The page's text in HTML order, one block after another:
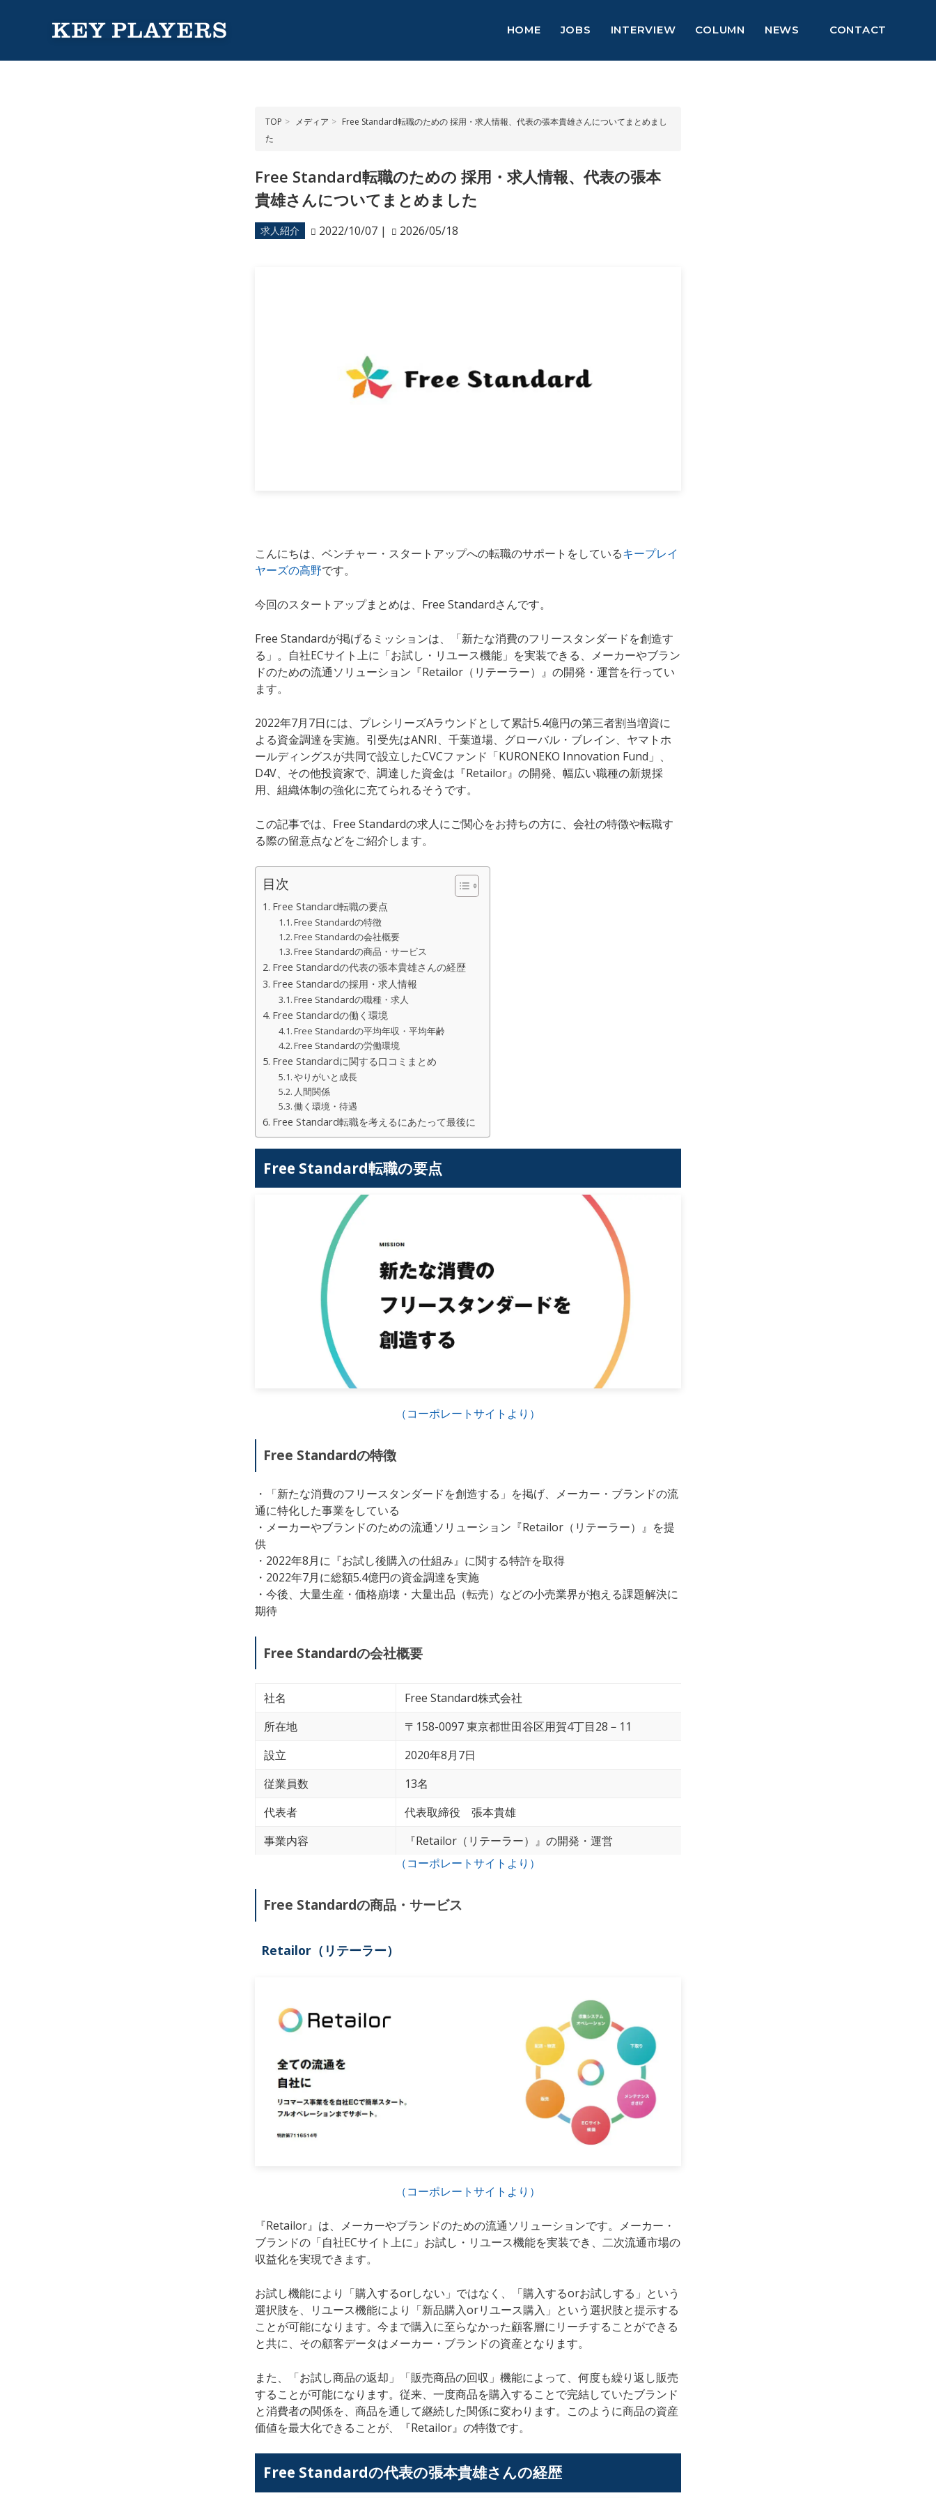
HOME JOBS INTERVIEW COLUMN NEWS CONTACT
TOP メディア
Free Standard転職のための 採用・求人情報、代表の張本貴雄さんについてまとめまし
た
Free Standard転職のための 採用・求人情報、代表の張本
貴雄さんについてまとめました
求人紹介 2022/10/07 | 2026/05/18
こんにちは、ベンチャー・スタートアップへの転職のサポートをしているキープレイ
ヤーズの高野です。
今回のスタートアップまとめは、Free Standardさんです。
Free Standardが掲げるミッションは、「新たな消費のフリースタンダードを創造す
る」。自社ECサイト上に「お試し・リユース機能」を実装できる、メーカーやブラン
ドのための流通ソリューション『Retailor（リテーラー）』の開発・運営を行ってい
ます。
2022年7月7日には、プレシリーズAラウンドとして累計5.4億円の第三者割当増資に
よる資金調達を実施。引受先はANRI、千葉道場、グローバル・ブレイン、ヤマトホ
ールディングスが共同で設立したCVCファンド「KURONEKO Innovation Fund」、
D4V、その他投資家で、調達した資金は『Retailor』の開発、幅広い職種の新規採
用、組織体制の強化に充てられるそうです。
この記事では、Free Standardの求人にご関心をお持ちの方に、会社の特徴や転職す
る際の留意点などをご紹介します。
目次
Free Standard転職の要点
Free Standardの特徴
Free Standardの会社概要
Free Standardの商品・サービス
Free Standardの代表の張本貴雄さんの経歴
Free Standardの採用・求人情報
Free Standardの職種・求人
Free Standardの働く環境
Free Standardの平均年収・平均年齢
Free Standardの労働環境
Free Standardに関する口コミまとめ
やりがいと成長
人間関係
働く環境・待遇
Free Standard転職を考えるにあたって最後に
Free Standard転職の要点
（コーポレートサイトより）
Free Standardの特徴
・「新たな消費のフリースタンダードを創造する」を掲げ、メーカー・ブランドの流
通に特化した事業をしている
・メーカーやブランドのための流通ソリューション『Retailor（リテーラー）』を提
供
・2022年8月に『お試し後購入の仕組み』に関する特許を取得
・2022年7月に総額5.4億円の資金調達を実施
・今後、大量生産・価格崩壊・大量出品（転売）などの小売業界が抱える課題解決に
期待
Free Standardの会社概要
社名
Free Standard株式会社
所在地
〒158-0097 東京都世田谷区用賀4丁目28－11
設立
2020年8月7日
従業員数
13名
代表者
代表取締役 張本貴雄
事業内容
『Retailor（リテーラー）』の開発・運営
（コーポレートサイトより）
Free Standardの商品・サービス
Retailor（リテーラー）
（コーポレートサイトより）
『Retailor』は、メーカーやブランドのための流通ソリューションです。メーカー・
ブランドの「自社ECサイト上に」お試し・リユース機能を実装でき、二次流通市場の
収益化を実現できます。
お試し機能により「購入するorしない」ではなく、「購入するorお試しする」という
選択肢を、リユース機能により「新品購入orリユース購入」という選択肢と提示する
ことが可能になります。今まで購入に至らなかった顧客層にリーチすることができる
と共に、その顧客データはメーカー・ブランドの資産となります。
また、「お試し商品の返却」「販売商品の回収」機能によって、何度も繰り返し販売
することが可能になります。従来、一度商品を購入することで完結していたブランド
と消費者の関係を、商品を通して継続した関係に変わります。このように商品の資産
価値を最大化できることが、『Retailor』の特徴です。
Free Standardの代表の張本貴雄さんの経歴